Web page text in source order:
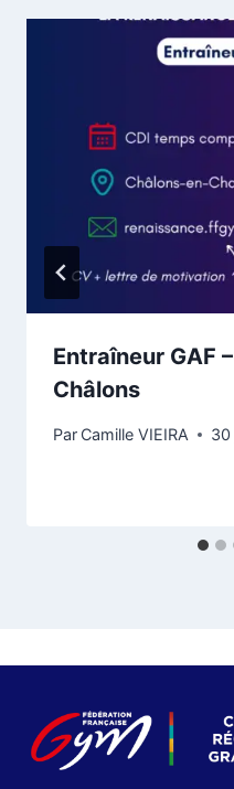
Entraîneur GAF
Châlons
Par Camille VIEIRA 30